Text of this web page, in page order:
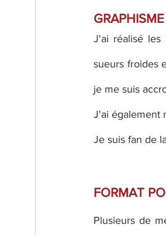
GRAPHISME
J'ai réalisé les
sueurs froides
je me suis
J'ai également
Je suis fan de
FORMAT
Plusieurs de